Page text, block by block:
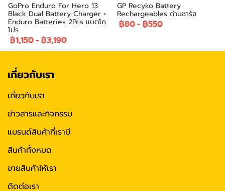
GoPro Enduro For Hero 13
Black Dual Battery Charger +
Enduro Batteries 2Pcs แบตโก
โปร
฿1,150- ฿3,190
GP Recyko Battery
Rechargeables ถ่านชาร์จ
฿80- ฿550
เกี่ยวกับเรา
เกี่ยวกับเรา
ข่าวสารและกิจกรรม
แบรนด์สินค้าที่เรามี
สินค้าทั้งหมด
ขายสินค้าให้เรา
ติดต่อเรา